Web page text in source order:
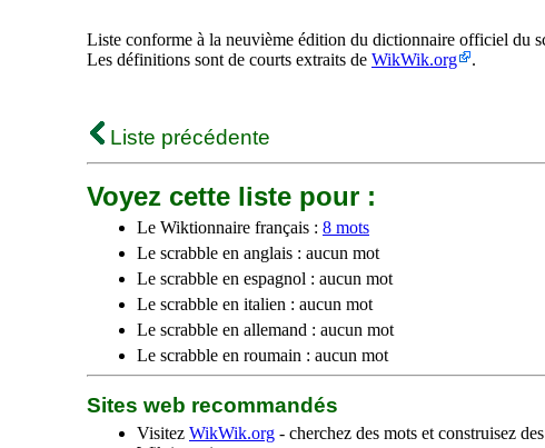
Liste conforme à la neuvième édition du dictionnaire officiel du
Les définitions sont de courts extraits de WikWik.org .
Liste précédente
Voyez cette liste pour :
Le Wiktionnaire français : 8 mots
Le scrabble en anglais : aucun mot
Le scrabble en espagnol : aucun mot
Le scrabble en italien : aucun mot
Le scrabble en allemand : aucun mot
Le scrabble en roumain : aucun mot
Sites web recommandés
Visitez WikWik.org - cherchez des mots et construisez